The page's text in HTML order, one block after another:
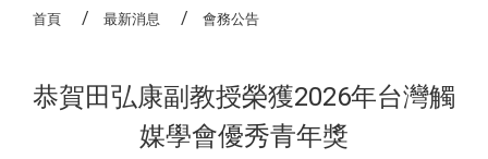
首頁 最新消息 會務公告
恭賀田弘康副教授榮獲2026年台灣觸
媒學會優秀青年獎